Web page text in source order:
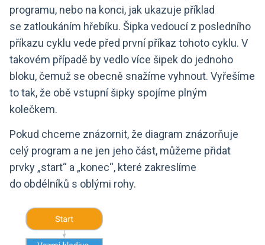
programu, nebo na konci, jak ukazuje příklad
se zatloukáním hřebíku. Šipka vedoucí z posledního
příkazu cyklu vede před první příkaz tohoto cyklu. V
takovém případě by vedlo více šipek do jednoho
bloku, čemuž se obecně snažíme vyhnout. Vyřešíme
to tak, že obě vstupní šipky spojíme plným
kolečkem.
Pokud chceme znázornit, že diagram znázorňuje
celý program a ne jen jeho část, můžeme přidat
prvky „start“ a „konec“, které zakreslíme
do obdélníků s oblými rohy.